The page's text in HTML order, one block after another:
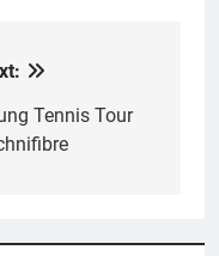
Tennis Tour